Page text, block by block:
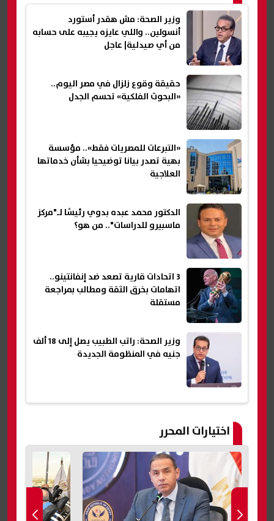
وزير الصحة: مش هقدر أستورد
أنسولين.. واللي عايزه يجيبه على حسابه
من أي صيدلية| عاجل
حقيقة وقوع زلزال في مصر اليوم..
«البحوث الفلكية» تحسم الجدل
«التبرعات للمصريات فقط».. مؤسسة
بهية تصدر بيانا توضيحيا بشأن خدماتها
العلاجية
الدكتور محمد عبده بدوي رئيسًا لـ"مركز
ماسبيرو للدراسات".. من هو؟
3 اتحادات قارية تصعد ضد إنفانتينو..
اتهامات بخرق الثقة ومطالب بمراجعة
مستقلة
وزير الصحة: راتب الطبيب يصل إلى 18 ألف
جنيه في المنظومة الجديدة
اختيارات المحرر